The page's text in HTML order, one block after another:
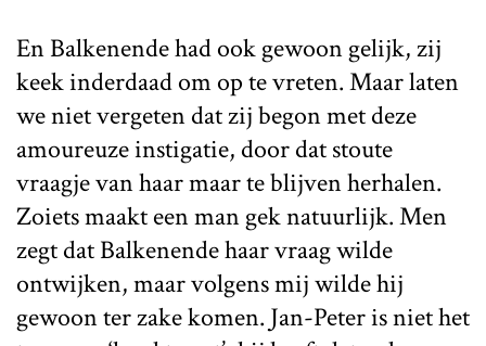
En Balkenende had ook gewoon gelijk, zij
keek inderdaad om op te vreten. Maar laten
we niet vergeten dat zij begon met deze
amoureuze instigatie, door dat stoute
vraagje van haar maar te blijven herhalen.
Zoiets maakt een man gek natuurlijk. Men
zegt dat Balkenende haar vraag wilde
ontwijken, maar volgens mij wilde hij
gewoon ter zake komen. Jan-Peter is niet het